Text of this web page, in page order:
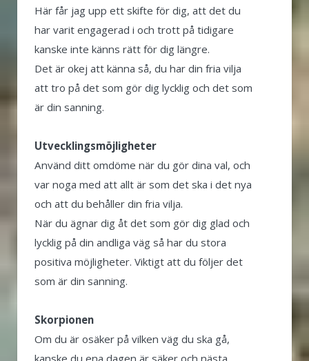
Här får jag upp ett skifte för dig, att det du
har varit engagerad i och trott på tidigare
kanske inte känns rätt för dig längre.
Det är okej att känna så, du har din fria vilja
att tro på det som gör dig lycklig och det som
är din sanning.
Utvecklingsmöjligheter
Använd ditt omdöme när du gör dina val, och
var noga med att allt är som det ska i det nya
och att du behåller din fria vilja.
När du ägnar dig åt det som gör dig glad och
lycklig på din andliga väg så har du stora
positiva möjligheter. Viktigt att du följer det
som är din sanning.
Skorpionen
Om du är osäker på vilken väg du ska gå,
kanske du ena dagen är säker och nästa